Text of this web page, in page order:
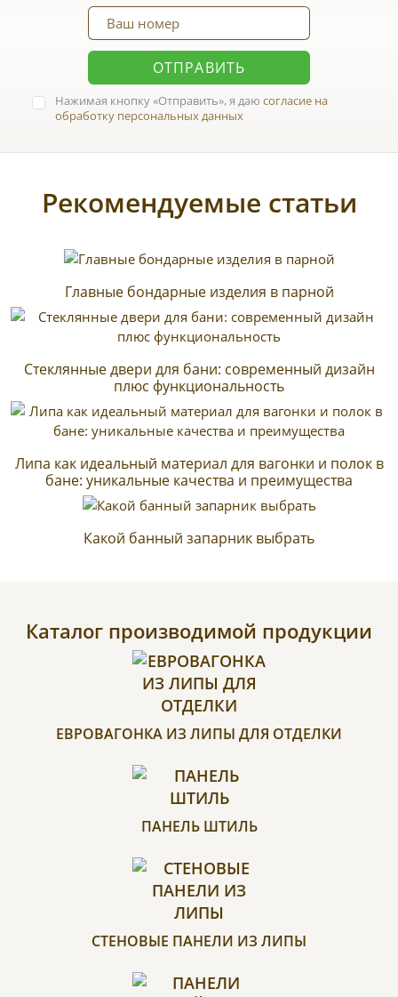
ОТПРАВИТЬ
Нажимая кнопку Отправить , я даюсогласие на
обработку персональных данных
Рекомендуемые статьи
Главные бондарные изделия в парной
Стеклянные двери для бани: современный дизайн
плюс функциональность
Липа как идеальный материал для вагонки и полок в
бане: уникальные качества и преимущества
Какой банный запарник выбрать
Каталог производимой продукции
ЕВРОВАГОНКА ИЗ ЛИПЫ ДЛЯ ОТДЕЛКИ
ПАНЕЛЬ ШТИЛЬ
СТЕНОВЫЕ ПАНЕЛИ ИЗ ЛИПЫ